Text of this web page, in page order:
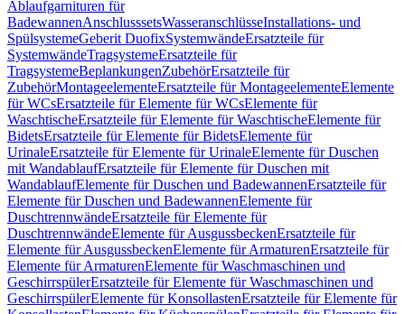
Ablaufgarnituren für
BadewannenAnschlusssetsWasseranschlüsseInstallations- und
SpülsystemeGeberit DuofixSystemwändeErsatzteile für
SystemwändeTragsystemeErsatzteile für
TragsystemeBeplankungenZubehörErsatzteile für
ZubehörMontageelementeErsatzteile für MontageelementeElemente
für WCsErsatzteile für Elemente für WCsElemente für
WaschtischeErsatzteile für Elemente für WaschtischeElemente für
BidetsErsatzteile für Elemente für BidetsElemente für
UrinaleErsatzteile für Elemente für UrinaleElemente für Duschen
mit WandablaufErsatzteile für Elemente für Duschen mit
WandablaufElemente für Duschen und BadewannenErsatzteile für
Elemente für Duschen und BadewannenElemente für
DuschtrennwändeErsatzteile für Elemente für
DuschtrennwändeElemente für AusgussbeckenErsatzteile für
Elemente für AusgussbeckenElemente für ArmaturenErsatzteile für
Elemente für ArmaturenElemente für Waschmaschinen und
GeschirrspülerErsatzteile für Elemente für Waschmaschinen und
GeschirrspülerElemente für KonsollastenErsatzteile für Elemente für